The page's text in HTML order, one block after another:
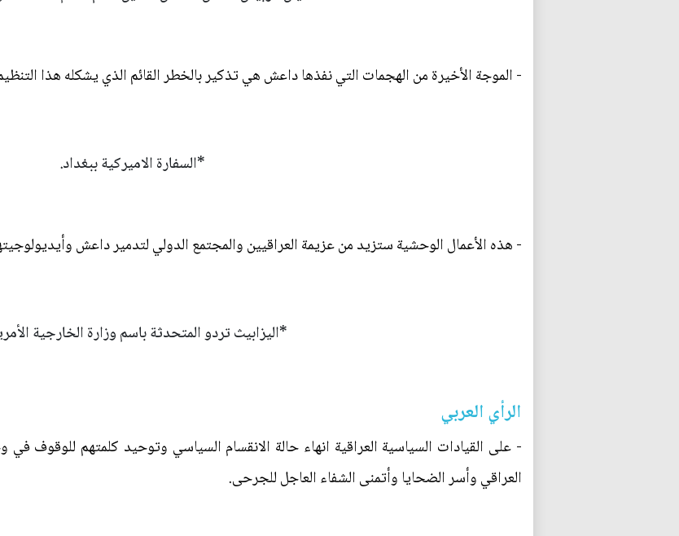
- الموجة الأخيرة من الهجمات التي نفذها داعش هي تذكير بالخطر القائم الذي يشكله هذا
*السفارة الاميركية ببغداد.
- هذه الأعمال الوحشية ستزيد من عزيمة العراقيين والمجتمع الدولي لتدمير داعش
*اليزابيث تردو المتحدثة باسم وزارة الخارجية
الرأي العربي
- على القيادات السياسية العراقية انهاء حالة الانقسام السياسي وتوحيد كلمتهم للوقوف
العراقي وأسر الضحايا وأتمنى الشفاء العاجل للجرحى.